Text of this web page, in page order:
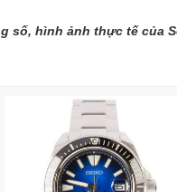
số, hình ảnh thực tế của